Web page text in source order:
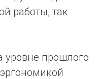
работы, так
уровне прошлого